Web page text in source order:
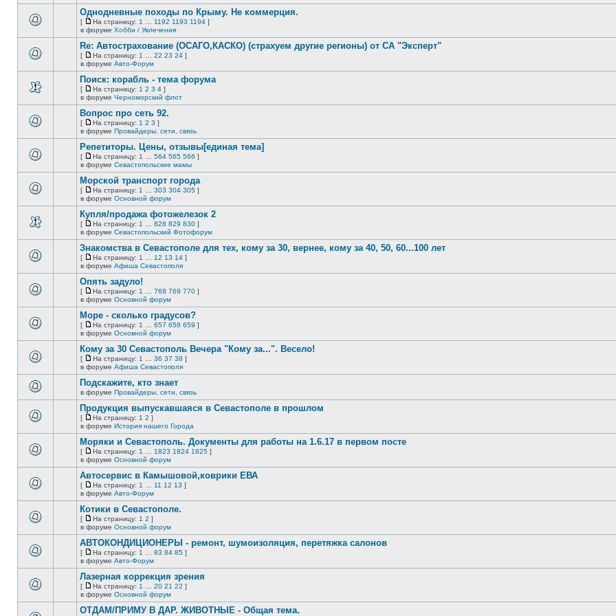
сообщений.
этой
непрочитанных
сообщений.
этой
непрочитанных
сообщений.
Однодневные походы по Крыму. Не коммерция.
[
На
страницу
На страницу: 1 1192 1193 1194 ]
в форуме Хобби / Увлечения
этой
непрочитанных
сообщений.
Re: Автострахование (ОСАГО,КАСКО) (страхуем другие регионы) от СА "Эксперт"
[
На
страницу
На страницу: 1 22 23 24 ]
в форуме Авто-Форум
этой
непрочитанных
сообщений.
Поиск: корабль - тема форума
[
На
страницу
На страницу: 1 2 3 4 ]
в форуме Черноморский флот
этой
непрочитанных
сообщений.
Вопрос про сеть 92.
[
На
страницу
На страницу: 1 2 3 ]
в форуме Провайдеры, сети, связь
этой
непрочитанных
сообщений.
Репетиторы. Цены, отзывы[единая тема]
[
На
страницу
На страницу: 1 564 565 566 ]
в форуме Севастопольские мамы
этой
непрочитанных
сообщений.
Морской транспорт города
[
На
страницу
На страницу: 1 303 304 305 ]
в форуме Основной форум
этой
непрочитанных
сообщений.
Купля/продажа фотожелезок 2
[
На
страницу
На страницу: 1 828 829 830 ]
в форуме Севастопольский Фотофорум
этой
непрочитанных
сообщений.
Знакомства в Севастополе для тех, кому за 30, вернее, кому за 40, 50, 60...100 лет
[
На
страницу
На страницу: 1 12 13 14 ]
в форуме Афиша Севастополя
этой
непрочитанных
сообщений.
Опять задуло!
[
На
страницу
На страницу: 1 768 769 770 ]
в форуме Основной форум
этой
непрочитанных
сообщений.
Море - сколько градусов?
[
На
страницу
На страницу: 1 657 658 659 ]
в форуме Основной форум
этой
непрочитанных
сообщений.
Кому за 30 Севастополь Вечера "Кому за...". Весело!
[
На
страницу
На страницу: 1 36 37 38 ]
в форуме Афиша Севастополя
непрочитанных
сообщений.
Подскажите, кто знает
в форуме Провайдеры, сети, связь
этой
непрочитанных
Продукция выпускавшаяся в Севастополе в прошлом
[
На
страницу
На страницу: 1 2 ]
в форуме История нашего Города
этой
непрочитанных
сообщений.
Моряки и Севастополь. Документы для работы на 1.6.17 в первом посте
[
На
страницу
На страницу: 1 1823 1824 1825 ]
в форуме Основной форум
этой
непрочитанных
Автосервис в Камышовой,коврики ЕВА
[
На
страницу
На страницу: 1 11 12 13 ]
в форуме Авто-Форум
этой
непрочитанных
сообщений.
Котики в Севастополе.
[
На
страницу
На страницу: 1 2 ]
в форуме Основной форум
этой
непрочитанных
сообщений.
АВТОКОНДИЦИОНЕРЫ - ремонт, шумоизоляция, перетяжка салонов
[
На
страницу
На страницу: 1 83 84 85 ]
в форуме Авто-Форум
этой
Лазерная коррекция зрения
[
На
страницу
На страницу: 1 20 21 22 ]
в форуме Основной форум
ОТДАМ/ПРИМУ В ДАР. ЖИВОТНЫЕ - Общая тема.